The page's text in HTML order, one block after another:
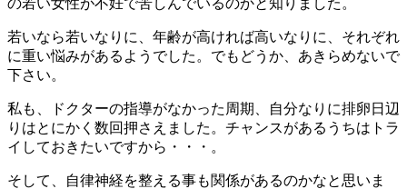
の若い女性が不妊で苦しんでいるのかと知りました。
若いなら若いなりに、年齢が高ければ高いなりに、それぞれ
に重い悩みがあるようでした。でもどうか、あきらめないで
下さい。
私も、ドクターの指導がなかった周期、自分なりに排卵日辺
りはとにかく数回押さえました。チャンスがあるうちはトラ
イしておきたいですから・・・。
そして、自律神経を整える事も関係があるのかなと思いま